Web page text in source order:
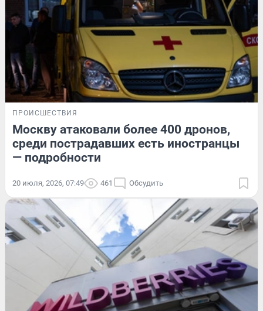
ПРОИСШЕСТВИЯ
Москву атаковали более 400 дронов,
среди пострадавших есть иностранцы
— подробности
20 июля, 2026, 07:49 461 Обсудить